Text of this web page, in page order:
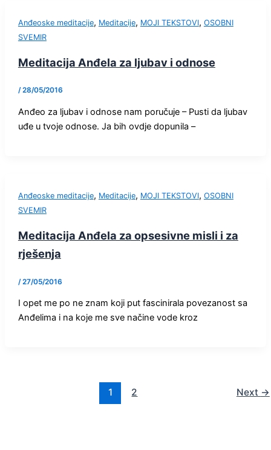
Anđeoske meditacije, Meditacije, MOJI TEKSTOVI, OSOBNI
SVEMIR
Meditacija Anđela za ljubav i odnose
/28/05/2016
Anđeo za ljubav i odnose nam poručuje – Pusti da ljubav
uđe u tvoje odnose. Ja bih ovdje dopunila –
Anđeoske meditacije, Meditacije, MOJI TEKSTOVI, OSOBNI
SVEMIR
Meditacija Anđela za opsesivne misli i za
rješenja
/27/05/2016
I opet me po ne znam koji put fascinirala povezanost sa
Anđelima i na koje me sve načine vode kroz
1 2 Next →